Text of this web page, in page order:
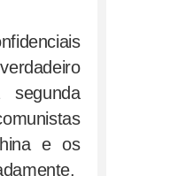
e os